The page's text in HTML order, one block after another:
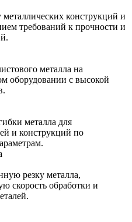
конструкций и
требований к прочности и
металла на
оборудовании с высокой
металла для
и конструкций по
резку металла,
скорость обработки и